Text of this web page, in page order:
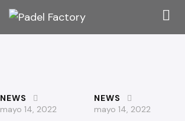
NEWS
mayo 14, 2022
NEWS
mayo 14, 2022